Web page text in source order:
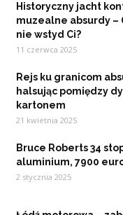
Historyczny jacht
muzealne absurdy –
nie wstyd Ci?
11 czerwca 2025
Rejs ku granicom
halsując pomiędzy
kartonem
21 kwietnia 2025
Bruce Roberts 34
aluminium, 7900
2 stycznia 2025